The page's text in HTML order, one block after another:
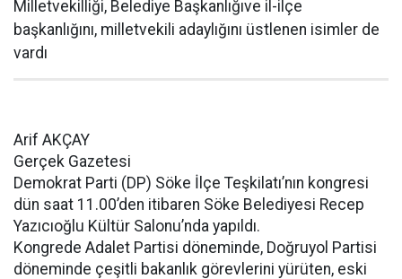
Milletvekilliği, Belediye Başkanlığıve il-ilçe
başkanlığını, milletvekili adaylığını üstlenen isimler de
vardı
Arif AKÇAY
Gerçek Gazetesi
Demokrat Parti (DP) Söke İlçe Teşkilatı’nın kongresi
dün saat 11.00’den itibaren Söke Belediyesi Recep
Yazıcıoğlu Kültür Salonu’nda yapıldı.
Kongrede Adalet Partisi döneminde, Doğruyol Partisi
döneminde çeşitli bakanlık görevlerini yürüten, eski